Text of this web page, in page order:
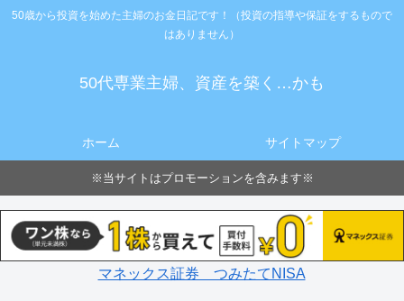
50歳から投資を始めた主婦のお金日記です！（投資の指導や保証をするもので
はありません）
50代専業主婦、資産を築く…かも
ホーム サイトマップ
※当サイトはプロモーションを含みます※
マネックス証券 つみたてNISA